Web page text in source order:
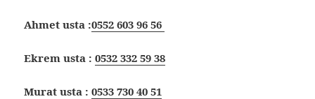
Ahmet usta :0552 603 96 56
Ekrem usta :0532 332 59 38
Murat usta :0533 730 40 51